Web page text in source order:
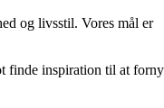
og livsstil. Vores mål er
finde inspiration til at forny